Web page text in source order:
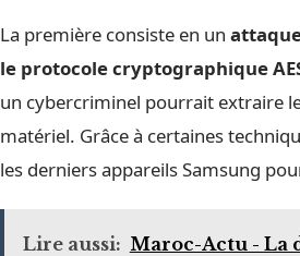
La première consiste en un
le protocole cryptographique
un cybercriminel pourrait extraire
matériel. Grâce à certaines
les derniers appareils Samsung
Lire aussi: Maroc-Actu - La